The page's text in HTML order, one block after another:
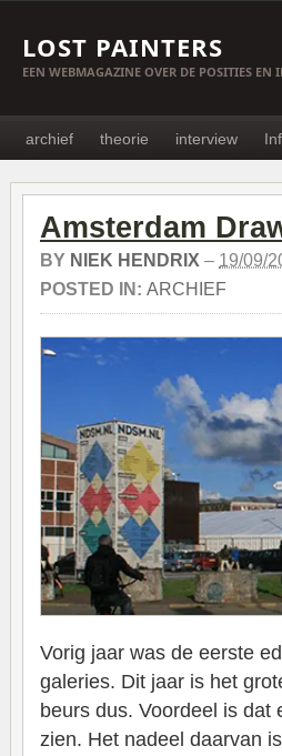
LOST PAINTERS
EEN WEBMAGAZINE OVER DE POSITIES EN
archief theorie interview
Amsterdam
BY NIEK HENDRIX – 19/09/
POSTED IN: ARCHIEF
Vorig jaar was de eerste
galeries. Dit jaar is het
beurs dus. Voordeel is
zien. Het nadeel daarvan